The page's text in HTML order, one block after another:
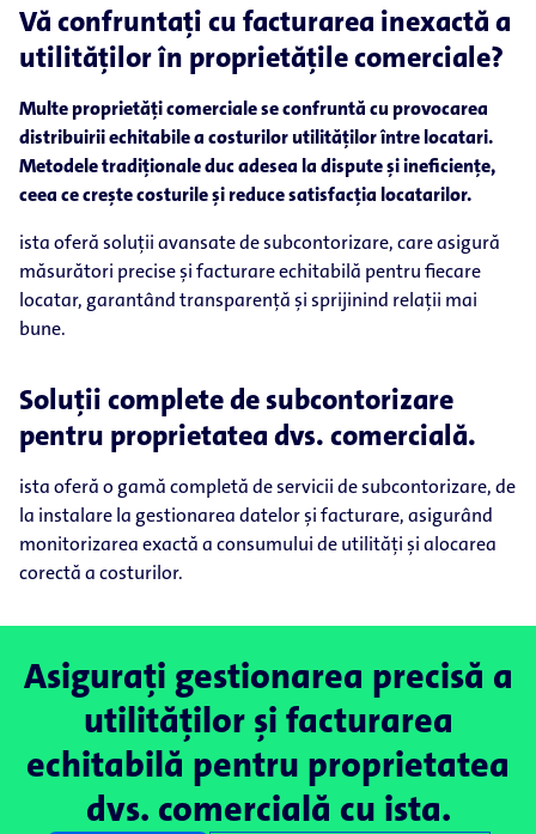
Vă confruntați cu facturarea inexactă a
utilităților în proprietățile comerciale?
Multe proprietăți comerciale se confruntă cu provocarea
distribuirii echitabile a costurilor utilităților între locatari.
Metodele tradiționale duc adesea la dispute și ineficiențe,
ceea ce crește costurile și reduce satisfacția locatarilor.
ista oferă soluții avansate de subcontorizare, care asigură
măsurători precise și facturare echitabilă pentru fiecare
locatar, garantând transparență și sprijinind relații mai
bune.
Soluții complete de subcontorizare
pentru proprietatea dvs. comercială.
ista oferă o gamă completă de servicii de subcontorizare, de
la instalare la gestionarea datelor și facturare, asigurând
monitorizarea exactă a consumului de utilități și alocarea
corectă a costurilor.
Asigurați gestionarea precisă a
utilităților și facturarea
echitabilă pentru proprietatea
dvs. comercială cu ista.